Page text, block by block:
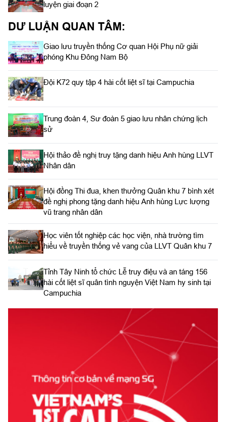
luyện giai đoạn 2
DƯ LUẬN QUAN TÂM:
Giao lưu truyền thống Cơ quan Hội Phụ nữ giải
phóng Khu Đông Nam Bộ
Đội K72 quy tập 4 hài cốt liệt sĩ tại Campuchia
Trung đoàn 4, Sư đoàn 5 giao lưu nhân chứng lịch
sử
Hội thảo đề nghị truy tặng danh hiệu Anh hùng LLVT
Nhân dân
Hội đồng Thi đua, khen thưởng Quân khu 7 bình xét
đề nghị phong tặng danh hiệu Anh hùng Lực lượng
vũ trang nhân dân
Học viên tốt nghiệp các học viện, nhà trường tìm
hiểu về truyền thống vẻ vang của LLVT Quân khu 7
​Tỉnh Tây Ninh tổ chức Lễ truy điệu và an táng 156
hài cốt liệt sĩ quân tình nguyện Việt Nam hy sinh tại
Campuchia